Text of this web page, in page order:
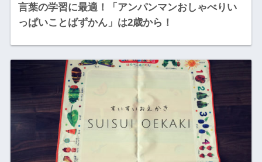
言葉の学習に最適！「アンパンマンおしゃべりい
っぱいことばずかん」は2歳から！